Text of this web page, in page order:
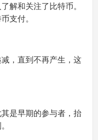
解和关注了比特币。
支付。
，直到不再产生，这
是早期的参与者，抬